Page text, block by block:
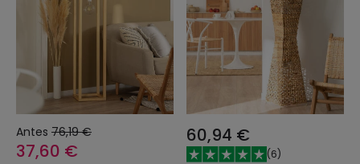
Antes 76,19 €
37,60 €
60,94 €
(6)